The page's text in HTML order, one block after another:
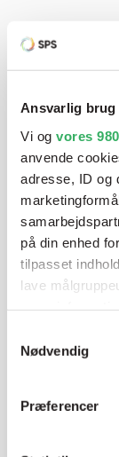
Ansvarlig brug
Vi og vores
anvende
adresse, ID og
på din enhed
tilpasset
lave
tilbage eller
Nødvendig
Præferencer
Har du
klar ved
Vi tilbyder et
autolakering.
en sprøjtepistol
Mandag -
Fredag